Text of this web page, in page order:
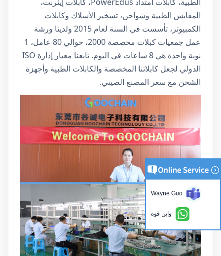
الطبية، كابلات امتداد PowerEdus، كابلات إيثرنت،
المقابس الطبية وشواحن، تسخير الأسلاك وكابلات
الكمبيوتر، تأسست في السنة لعام 2015 ولدينا ورشة
عمل جمعيات كبلات مخصصة 2000، حوالي 80 عامل، 1
نوبة واحدة هي 8 ساعات في اليوم. تابعنا معيار إدارة ISO
الدولي لجعل كابلاتنا المخصصة والكابلات الطبية وأجهزة
الشحن مع سعر المصنع الصيني.
Wayne Guo
واين قوه